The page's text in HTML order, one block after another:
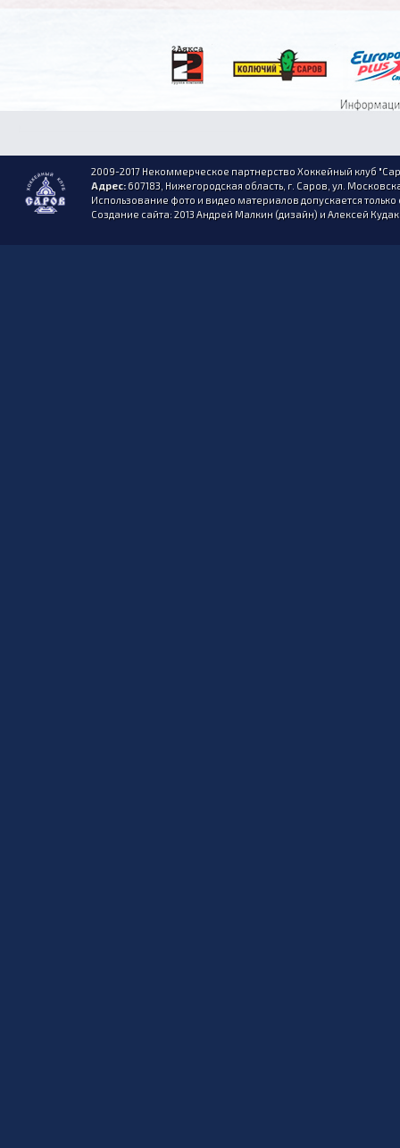
2009-2017 Некоммерческое партнерство Хоккейный клуб
Адрес:607183, Нижегородская область, г. Саров, ул.
Использование фото и видео материалов допускается
Создание сайта: 2013 Андрей Малкин (дизайн) и Алексей